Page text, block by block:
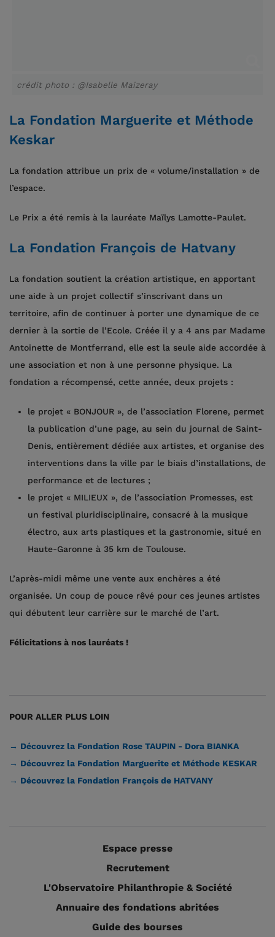
crédit photo : @Isabelle Maizeray
La Fondation Marguerite et Méthode
Keskar
La fondation attribue un prix de « volume/installation » de
l’espace.
Le Prix a été remis à la lauréate Maïlys Lamotte-Paulet.
La Fondation François de Hatvany
La fondation soutient la création artistique, en apportant
une aide à un projet collectif s’inscrivant dans un
territoire, afin de continuer à porter une dynamique de ce
dernier à la sortie de l’Ecole. Créée il y a 4 ans par Madame
Antoinette de Montferrand, elle est la seule aide accordée à
une association et non à une personne physique. La
fondation a récompensé, cette année, deux projets :
le projet « BONJOUR », de l’association Florene, permet
la publication d’une page, au sein du journal de Saint-
Denis, entièrement dédiée aux artistes, et organise des
interventions dans la ville par le biais d’installations, de
performance et de lectures ;
le projet « MILIEUX », de l’association Promesses, est
un festival pluridisciplinaire, consacré à la musique
électro, aux arts plastiques et la gastronomie, situé en
Haute-Garonne à 35 km de Toulouse.
L’après-midi même une vente aux enchères a été
organisée. Un coup de pouce rêvé pour ces jeunes artistes
qui débutent leur carrière sur le marché de l’art.
Félicitations à nos lauréats !
POUR ALLER PLUS LOIN
→ Découvrez la Fondation Rose TAUPIN - Dora BIANKA
→ Découvrez la Fondation Marguerite et Méthode KESKAR
→ Découvrez la Fondation François de HATVANY
Espace presse
Recrutement
L'Observatoire Philanthropie & Société
Annuaire des fondations abritées
Guide des bourses